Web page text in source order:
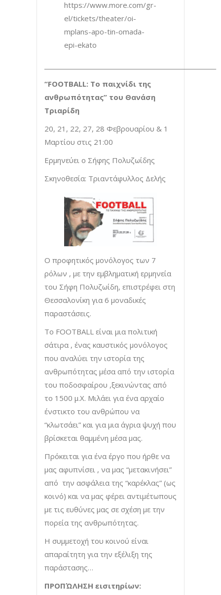
https://www.more.com/gr-
el/tickets/theater/oi-
mplans-apo-tin-omada-
epi-ekato
“FOOTBALL: Το παιχνίδι της
ανθρωπότητας” του Θανάση
Τριαρίδη
20, 21, 22, 27, 28 Φεβρουαρίου & 1
Μαρτίου στις 21:00
Ερμηνεύει ο Σήφης Πολυζωίδης
Σκηνοθεσία: Τριαντάφυλλος Δελής
Ο προφητικός μονόλογος των 7
ρόλων , με την εμβληματική ερμηνεία
του Σήφη Πολυζωίδη, επιστρέφει στη
Θεσσαλονίκη για 6 μοναδικές
παραστάσεις.
Το FOOTBALL είναι μια πολιτική
σάτιρα , ένας καυστικός μονόλογος
που αναλύει την ιστορία της
ανθρωπότητας μέσα από την ιστορία
του ποδοσφαίρου ,ξεκινώντας από
το 1500 μ.Χ. Μιλάει για ένα αρχαίο
ένστικτο του ανθρώπου να
“κλωτσάει” και για μια άγρια ψυχή που
βρίσκεται θαμμένη μέσα μας.
Πρόκειται για ένα έργο που ήρθε να
μας αφυπνίσει , να μας “μετακινήσει”
από την ασφάλεια της “καρέκλας” (ως
κοινό) και να μας φέρει αντιμέτωπους
με τις ευθύνες μας σε σχέση με την
πορεία της ανθρωπότητας.
Η συμμετοχή του κοινού είναι
απαραίτητη για την εξέλιξη της
παράστασης…
ΠΡΟΠΏΛΗΣΗ εισιτηρίων: